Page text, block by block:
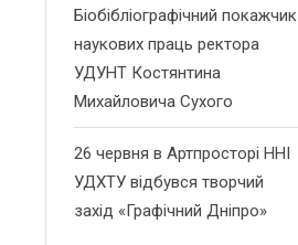
Біобібліографічний покажчик
наукових праць ректора
УДУНТ Костянтина
Михайловича Сухого
26 червня в Артпросторі ННІ
УДХТУ відбувся творчий
захід «Графічний Дніпро»